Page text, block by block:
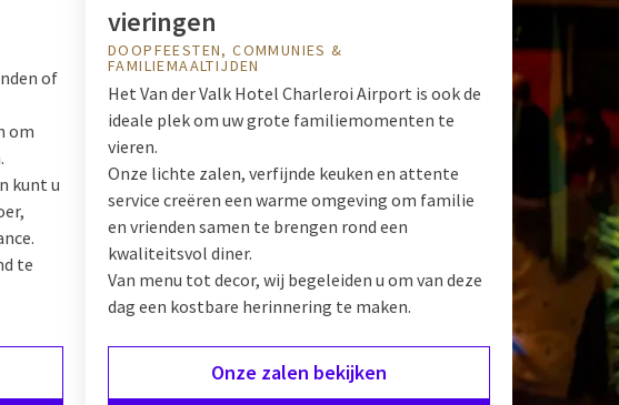
of
om
kunt u
te
vieringen
DOOPFEESTEN, COMMUNIES &
FAMILIEMAALTIJDEN
Het Van der Valk Hotel Charleroi Airport is ook de
ideale plek om uw grote familiemomenten te
vieren.
Onze lichte zalen, verfijnde keuken en attente
service creëren een warme omgeving om familie
en vrienden samen te brengen rond een
kwaliteitsvol diner.
Van menu tot decor, wij begeleiden u om van deze
dag een kostbare herinnering te maken.
Onze zalen bekijken